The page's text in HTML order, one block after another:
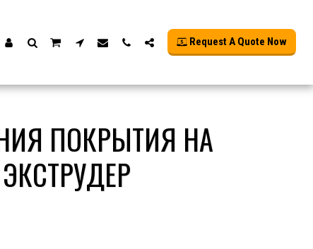
Request A Quote Now
ПОКРЫТИЯ НА